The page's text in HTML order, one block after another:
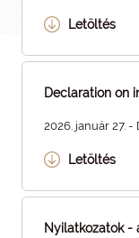
Letöltés
Declaration on
2026. január 27. -
Letöltés
Nyilatkozatok -